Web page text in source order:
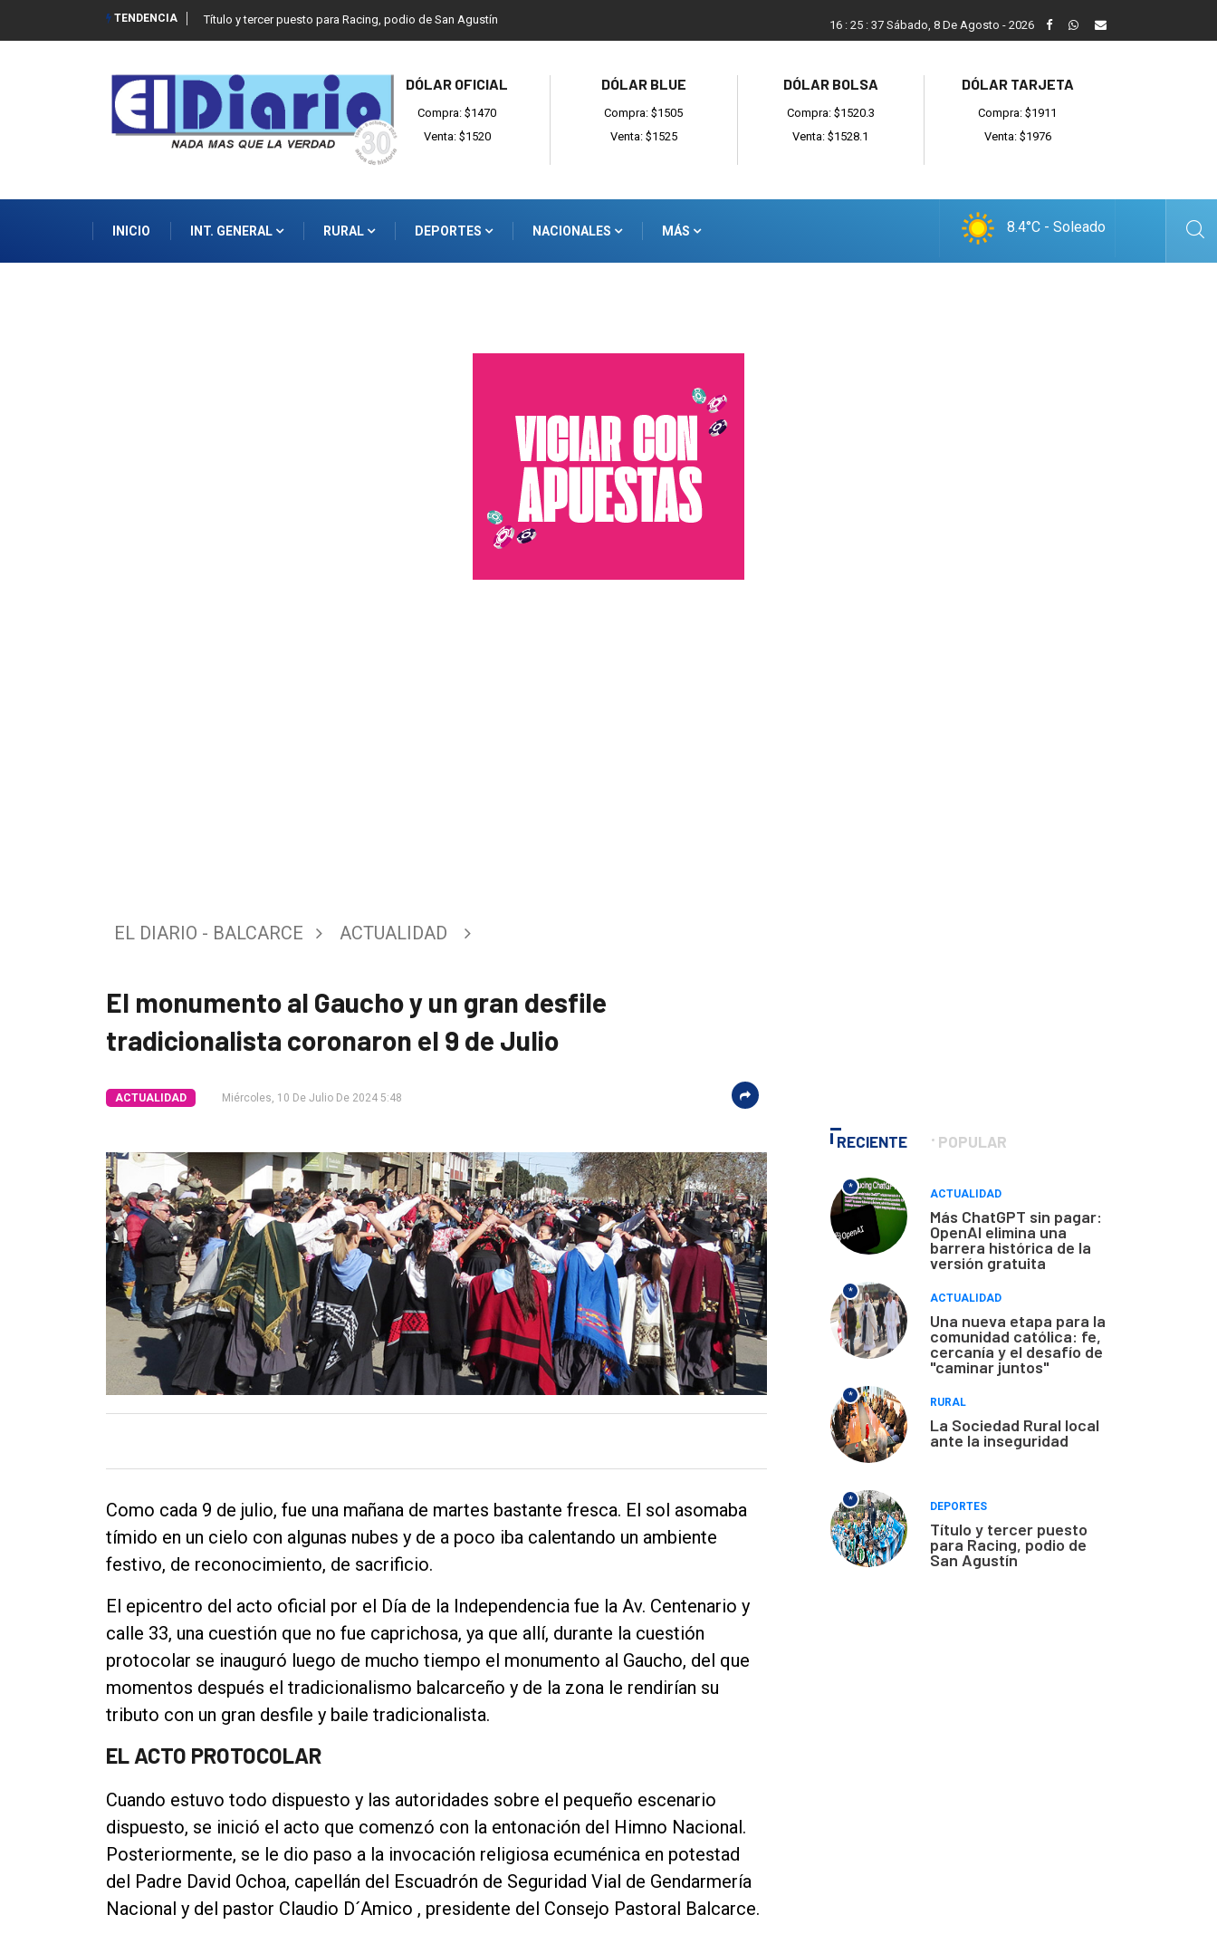
TENDENCIA Título y tercer puesto para Racing, podio de San Agustín San Cayetano, el trabajo y una nueva etapa para la
16 : 25 : 38 Sábado, 8 De Agosto - 2026
DÓLAR OFICIAL
Compra: $1470
Venta: $1520
DÓLAR BLUE
Compra: $1505
Venta: $1525
DÓLAR BOLSA
Compra: $1520.3
Venta: $1528.1
DÓLAR TARJETA
Compra: $1911
Venta: $1976
INICIO INT. GENERAL RURAL DEPORTES NACIONALES MÁS 8.4°C - Soleado
Entrevistas
Fúnebres
Empresa
Nosotros
Contacto
EL DIARIO - BALCARCE ACTUALIDAD
El monumento al Gaucho y un gran desfile
tradicionalista coronaron el 9 de Julio
ACTUALIDAD Miércoles, 10 De Julio De 2024 5:48
Como cada 9 de julio, fue una mañana de martes bastante fresca. El sol asomaba
tímido en un cielo con algunas nubes y de a poco iba calentando un ambiente
festivo, de reconocimiento, de sacrificio.
El epicentro del acto oficial por el Día de la Independencia fue la Av. Centenario y
calle 33, una cuestión que no fue caprichosa, ya que allí, durante la cuestión
protocolar se inauguró luego de mucho tiempo el monumento al Gaucho, del que
momentos después el tradicionalismo balcarceño y de la zona le rendirían su
tributo con un gran desfile y baile tradicionalista.
EL ACTO PROTOCOLAR
Cuando estuvo todo dispuesto y las autoridades sobre el pequeño escenario
dispuesto, se inició el acto que comenzó con la entonación del Himno Nacional.
Posteriormente, se le dio paso a la invocación religiosa ecuménica en potestad
del Padre David Ochoa, capellán del Escuadrón de Seguridad Vial de Gendarmería
Nacional y del pastor Claudio D´Amico , presidente del Consejo Pastoral Balcarce.
RECIENTE POPULAR
*
ACTUALIDAD
Más ChatGPT sin pagar:
OpenAI elimina una
barrera histórica de la
versión gratuita
*
ACTUALIDAD
Una nueva etapa para la
comunidad católica: fe,
cercanía y el desafío de
"caminar juntos"
*
RURAL
La Sociedad Rural local
ante la inseguridad
*
DEPORTES
Título y tercer puesto
para Racing, podio de
San Agustín